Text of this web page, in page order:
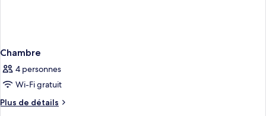
Chambre
4 personnes
Wi-Fi gratuit
Plus de détails
Plus